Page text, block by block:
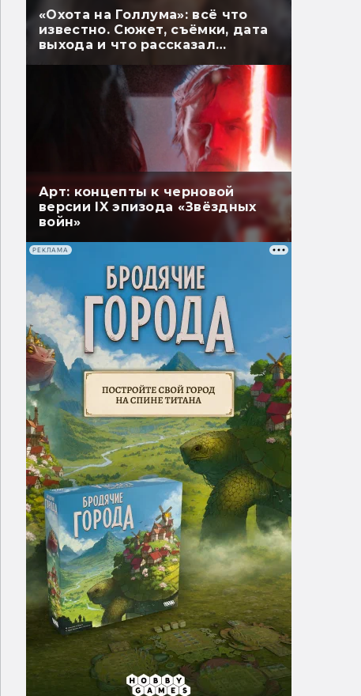
«Охота на Голлума»: всё что
известно. Сюжет, съёмки, дата
выхода и что рассказал
Арт: концепты к черновой
версии IX эпизода «Звёздных
войн»
РЕКЛАМА